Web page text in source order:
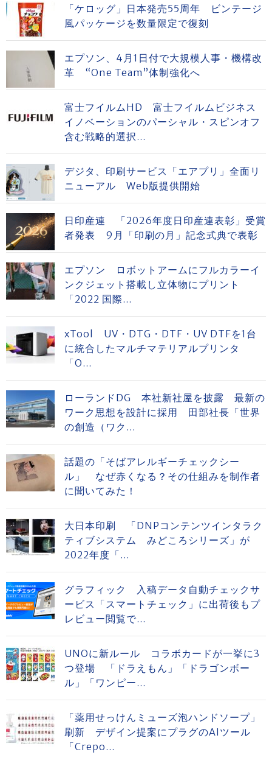
「ケロッグ」日本発売55周年 ビンテージ
風パッケージを数量限定で復刻
エプソン、4月1日付で大規模人事・機構改
革 “One Team”体制強化へ
富士フイルムHD 富士フイルムビジネス
イノベーションのパーシャル・スピンオフ
含む戦略的選択...
デジタ、印刷サービス「エアプリ」全面リ
ニューアル Web版提供開始
日印産連 「2026年度日印産連表彰」受賞
者発表 9月「印刷の月」記念式典で表彰
エプソン ロボットアームにフルカラーイ
ンクジェット搭載し立体物にプリント
「2022 国際...
xTool UV・DTG・DTF・UV DTFを1台
に統合したマルチマテリアルプリンタ
「O...
ローランドDG 本社新社屋を披露 最新の
ワーク思想を設計に採用 田部社長「世界
の創造（ワク...
話題の「そばアレルギーチェックシー
ル」 なぜ赤くなる？その仕組みを制作者
に聞いてみた！
大日本印刷 「DNPコンテンツインタラク
ティブシステム みどころシリーズ」が
2022年度「...
グラフィック 入稿データ自動チェックサ
ービス「スマートチェック」に出荷後もプ
レビュー閲覧で...
UNOに新ルール コラボカードが一挙に3
つ登場 「ドラえもん」「ドラゴンボー
ル」「ワンピー...
「薬用せっけんミューズ泡ハンドソープ」
刷新 デザイン提案にプラグのAIツール
「Crepo...